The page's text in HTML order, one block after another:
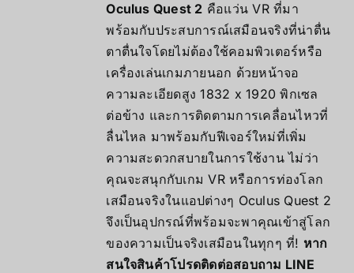
through
15,999.00฿
Oculus Quest 2 คือแว่น VR ที่มา
พร้อมกับประสบการณ์เสมือนจริงที่น่าตื่น
ตาตื่นใจโดยไม่ต้องใช้คอมพิวเตอร์หรือ
เครื่องเล่นเกมภายนอก ด้วยหน้าจอ
ความละเอียดสูง 1832 x 1920 พิกเซล
ต่อข้าง และการติดตามการเคลื่อนไหวที่
ลื่นไหล มาพร้อมกับฟีเจอร์ใหม่ที่เพิ่ม
ความสะดวกสบายในการใช้งาน ไม่ว่า
คุณจะสนุกกับเกม VR หรือการท่องโลก
เสมือนจริงในแอปต่างๆ Oculus Quest 2
จึงเป็นอุปกรณ์ที่พร้อมจะพาคุณเข้าสู่โลก
ของความเป็นจริงเสมือนในทุกๆ ที่! หาก
สนใจสินค้าโปรดติดต่อสอบถาม LINE